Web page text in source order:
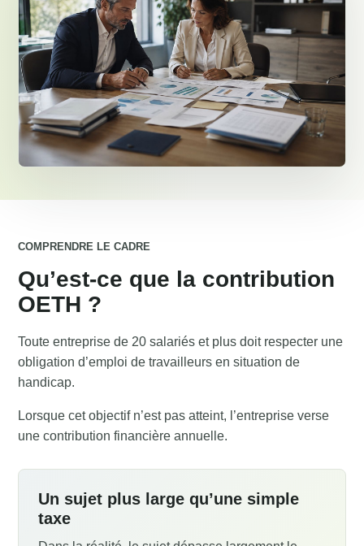
COMPRENDRE LE CADRE
Qu’est-ce que la contribution
OETH ?
Toute entreprise de 20 salariés et plus doit respecter une
obligation d’emploi de travailleurs en situation de
handicap.
Lorsque cet objectif n’est pas atteint, l’entreprise verse
une contribution financière annuelle.
Un sujet plus large qu’une simple
taxe